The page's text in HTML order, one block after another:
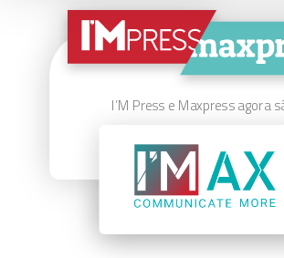
I’M Press e Maxpress agora